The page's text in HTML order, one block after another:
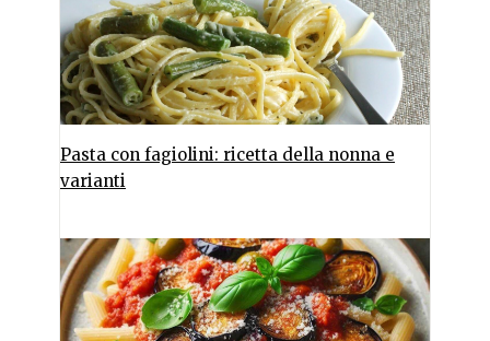
Pasta con fagiolini: ricetta della nonna e
varianti